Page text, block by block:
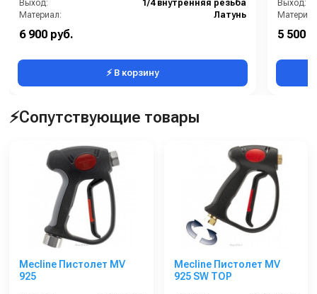
Выход:
1/4 внутренняя резьба
Материал:
Латунь
В коробке:
6 900 руб.
⚡ В корзину
Выход:
В
5 500
⚡Сопутствующие товары
Mecline Пистолет MV
925
Mecline Пистолет MV
925 SW TOP